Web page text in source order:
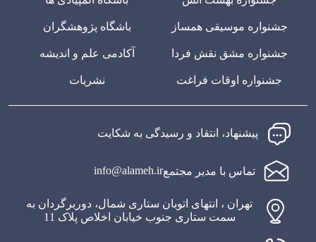
جشنواره موسیقی همساز
جشنواره مشق نقش فردا
جشنواره اوقات فراغت
باشگاه پژوهشگران
آکادمی علم و اندیشه
نشریات
پیشنهاد، انتقاد و رسیدگی به شکایت
تماس با مدیر مجتمعinfo@alameh.ir
تهران ، انتهای اتوبان ستاری شمال، دوربرگردان به
سمت ستاری جنوب خیابان اخلاص پلاک 11